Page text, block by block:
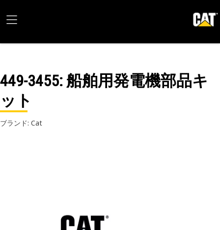
449-3455: 船舶用発電機部品キ
ット
ブランド: Cat